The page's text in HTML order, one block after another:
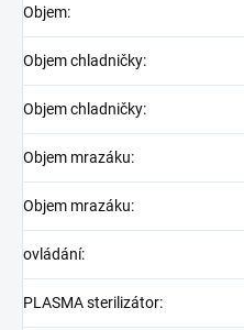
Objem:
Objem chladničky:
Objem chladničky:
Objem mrazáku:
Objem mrazáku:
ovládání:
PLASMA sterilizátor: